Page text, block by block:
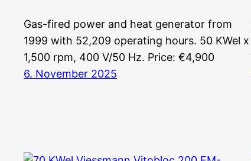
Gas-fired power and heat generator from
1999 with 52,209 operating hours. 50 KWel x
1,500 rpm, 400 V/50 Hz. Price: €4,900
6. November 2025